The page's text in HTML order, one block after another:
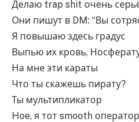
Делаю trap shit очень
Они пишут в DM: “Вы
Я повышаю здесь градус
Выпью их кровь,
На мне эти караты
Что ты скажешь пирату?
Ты мультипликатор
Hoe, я тот smooth